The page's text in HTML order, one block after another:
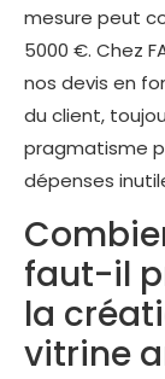
mesure peut
5000 €. Chez
nos devis en
du client,
pragmatisme
dépenses
faut-il
la
vitrine